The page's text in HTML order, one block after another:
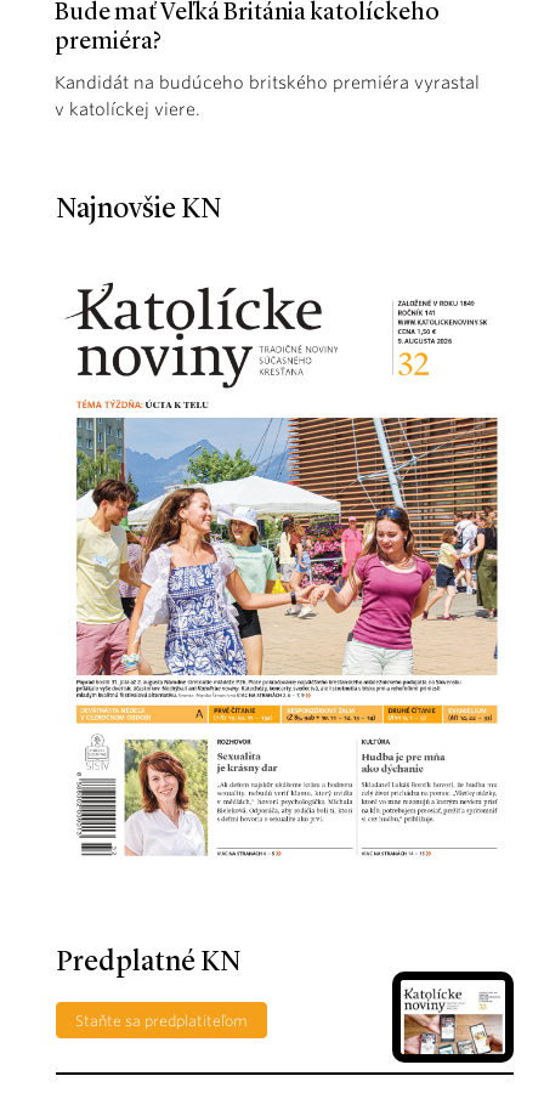
Bude mať Veľká Británia katolíckeho
premiéra?
Kandidát na budúceho britského premiéra vyrastal
v katolíckej viere.
Najnovšie KN
Predplatné KN
Staňte sa predplatiteľom